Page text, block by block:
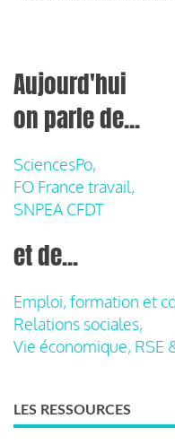
Aujourd'hui
on parle de...
SciencesPo,
FO France travail,
SNPEA CFDT
et de...
Emploi, formation et
Relations sociales,
Vie économique, RSE
LES RESSOURCES